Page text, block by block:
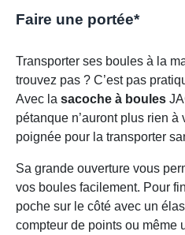
Faire une portée*
Transporter ses boules à la
trouvez pas ? C’est pas
Avec la sacoche à boules
pétanque n’auront plus rien
poignée pour la transporter
Sa grande ouverture vous
vos boules facilement. Pour
poche sur le côté avec un
compteur de points ou même